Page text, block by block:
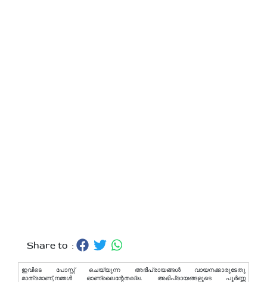
Share to :
ഇവിടെ പോസ്റ്റ് ചെയ്യുന്ന അഭിപ്രായങ്ങള്‍ വായനക്കാരുടേതു
മാത്രമാണ്,നമ്മൾ ഓണ്ലൈന്റേതല്ല. അഭിപ്രായങ്ങളുടെ പൂർണ്ണ